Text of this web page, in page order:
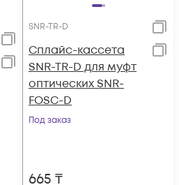
SNR-TR-D
Сплайс-кассета
SNR-TR-D для муфт
оптических SNR-
FOSC-D
Под заказ
665 ₸